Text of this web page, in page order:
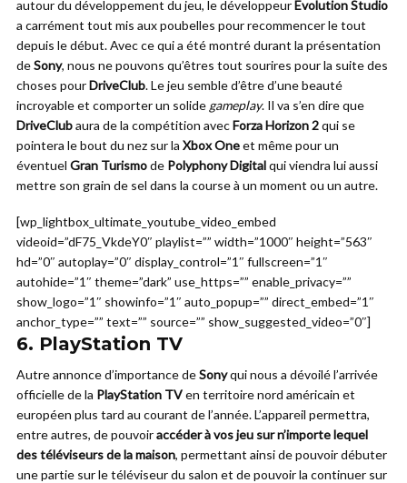
autour du développement du jeu, le développeurEvolution Studio
a carrément tout mis aux poubelles pour recommencer le tout
depuis le début. Avec ce qui a été montré durant la présentation
deSony, nous ne pouvons qu’êtres tout sourires pour la suite des
choses pourDriveClub. Le jeu semble d’être d’une beauté
incroyable et comporter un solide gameplay. Il va s’en dire que
DriveClubaura de la compétition avecForza Horizon 2qui se
pointera le bout du nez sur la Xbox Oneet même pour un
éventuel Gran Turismode Polyphony Digitalqui viendra lui aussi
mettre son grain de sel dans la course à un moment ou un autre.
[wp_lightbox_ultimate_youtube_video_embed
videoid=”dF75_VkdeY0″ playlist=”” width=”1000″ height=”563″
hd=”0″ autoplay=”0″ display_control=”1″ fullscreen=”1″
autohide=”1″ theme=”dark” use_https=”” enable_privacy=””
show_logo=”1″ showinfo=”1″ auto_popup=”” direct_embed=”1″
anchor_type=”” text=”” source=”” show_suggested_video=”0″]
6. PlayStation TV
Autre annonce d’importance deSonyqui nous a dévoilé l’arrivée
officielle de la PlayStation TVen territoire nord américain et
européen plus tard au courant de l’année. L’appareil permettra,
entre autres, de pouvoiraccéder à vos jeu sur n’importe lequel
des téléviseurs de la maison, permettant ainsi de pouvoir débuter
une partie sur le téléviseur du salon et de pouvoir la continuer sur